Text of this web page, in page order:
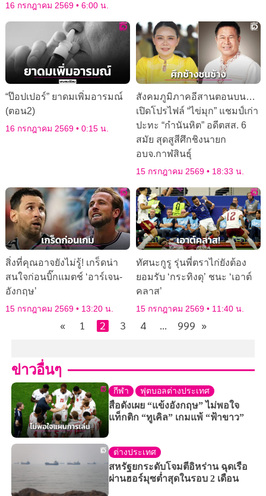
16 กรกฎาคม 2569 6:00 น.
“ป๊อปเปอร์” ยาดมเพิ่มอารมณ์
(ตอน2)
16 กรกฎาคม 2569 0:15 น.
สังคมภูมิภาคอีสานตอนบน…
เปิดโปรไฟล์ “ไข่มุก” แชมป์เก่า
ปะทะ “กำนันหิต” อดีตสส. 6
สมัย สุดสูสีศึกชิงนายก
อบจ.กาฬสินธุ์
15 กรกฎาคม 2569 18:33 น.
สิ่งที่คุณอาจยังไม่รู้! เกร็ดน่า
สนใจก่อนบิ๊กแมตช์ ‘อาร์เจน-
อังกฤษ’
15 กรกฎาคม 2569 13:20 น.
ทัศนะกูรู รุ่นพี่ตราไก่ยังต้อง
ยอมรับ ‘กระทิงดุ’ ชนะ ‘เอาต์
คลาส’
15 กรกฎาคม 2569 11:40 น.
« 1 2 3 4 … 999 »
ข่าวอื่นๆ
กีฬา ฟุตบอลต่างประเทศ
สื่อดังเผย “แข้งอังกฤษ” ไม่พอใจ
แท็กติก “ทูเคิล” เกมแพ้ “ฟ้าขาว”
ต่างประเทศ
สหรัฐยกระดับโจมตีอิหร่าน ฉุดเรือ
ผ่านฮอร์มุซต่ำสุดในรอบ 2 เดือน